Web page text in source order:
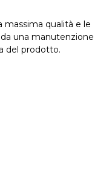
massima qualità e le
una manutenzione
del prodotto.